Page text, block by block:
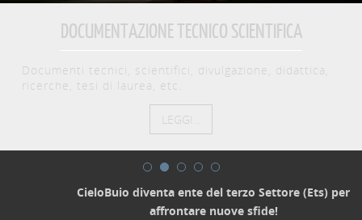
DOCUMENTAZIONE TECNICO SCIENTIFICA
Documenti tecnici, scientifici, divulgazione, didattica,
ricerche, tesi di laurea, etc.
LEGGI...
CieloBuio diventa ente del terzo Settore (Ets) per
affrontare nuove sfide!